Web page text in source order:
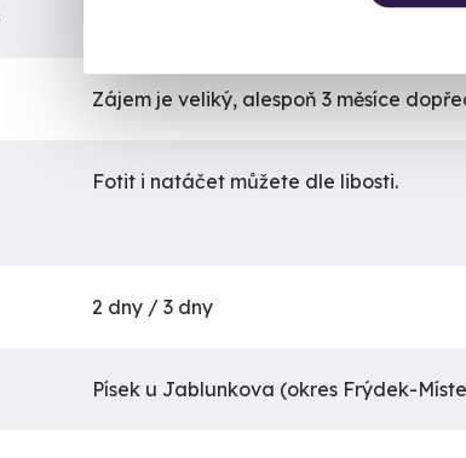
Zájem je veliký, alespoň 3 měsíce
Fotit i natáčet můžete dle libosti.
2 dny / 3 dny
Písek u Jablunkova (okres Frýdek-